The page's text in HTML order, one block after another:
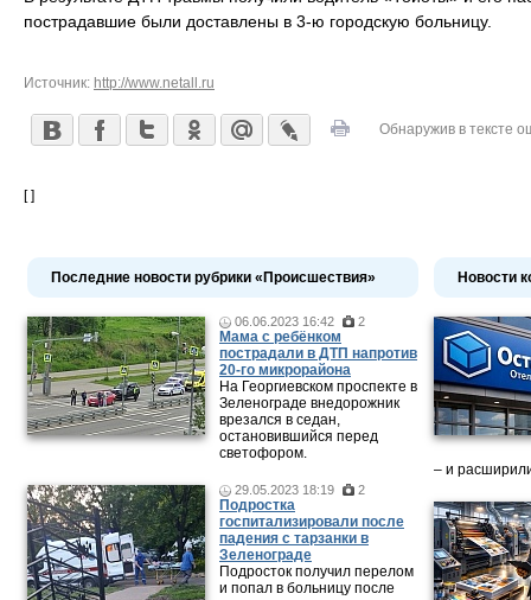
пострадавшие были доставлены в 3-ю городскую больницу.
Источник: http://www.netall.ru
Обнаружив в тексте
[ ]
Последние новости рубрики «Происшествия»
06.06.2023 16:42 2
Мама c ребёнком
пострадали в ДТП напротив
20-го микрорайона
На Георгиевском проспекте в
Зеленограде внедорожник
врезался в седан,
остановившийся перед
светофором.
29.05.2023 18:19 2
Подростка
госпитализировали после
падения с тарзанки в
Зеленограде
Подросток получил перелом
и попал в больницу после
Новости
– и